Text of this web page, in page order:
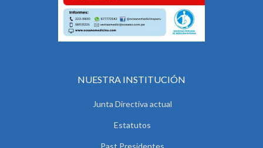
NUESTRA INSTITUCIÓN
Junta Directiva actual
Estatutos
Past Presidentes